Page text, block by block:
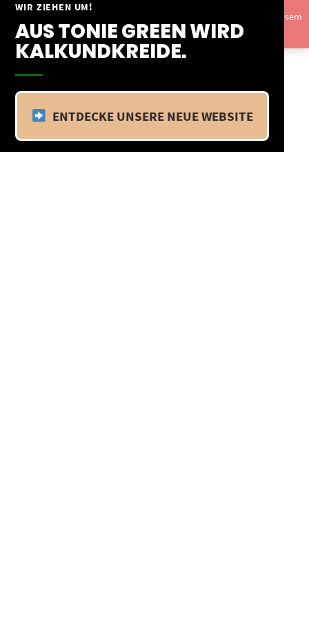
WIR ZIEHEN UM!
AUS TONIE GREEN WIRD
KALKUNDKREIDE.
ENTDECKE UNSERE NEUE WEBSITE
Springe
Inhalt
Vom 09.04.25 - 20.04.25 befinden wir uns im Betriebsurlaub. In diesem
Zeitraum findet kein Versand statt.Ausblenden